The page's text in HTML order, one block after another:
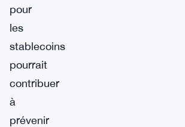
pour
les
stablecoins
pourrait
contribuer
à
prévenir